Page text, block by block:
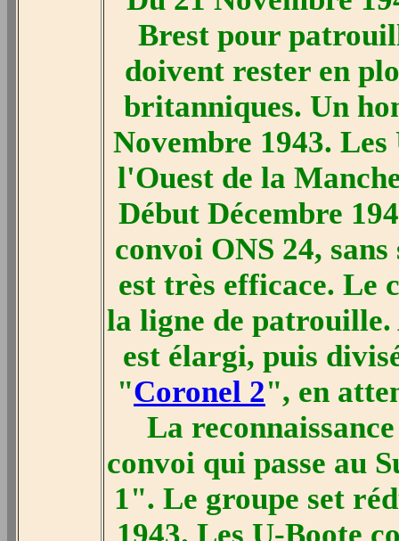
Brest pour
doivent rester en
britanniques. Un
Novembre 1943.
l'Ouest de la
Début Décembre
convoi ONS 24,
est très efficace. Le
la ligne de patrouille.
est élargi, puis
"Coronel 2", en
La
convoi qui passe au
1". Le groupe set